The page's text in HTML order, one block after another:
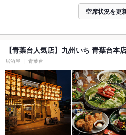
空席状況を更
【青葉台人気店】九州いち 青葉台本
居酒屋 青葉台